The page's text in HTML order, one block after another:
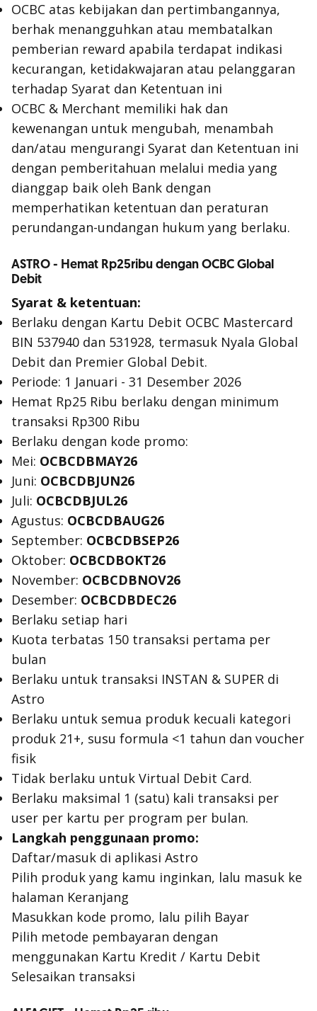
OCBC atas kebijakan dan pertimbangannya,
berhak menangguhkan atau membatalkan
pemberian reward apabila terdapat indikasi
kecurangan, ketidakwajaran atau pelanggaran
terhadap Syarat dan Ketentuan ini
OCBC & Merchant memiliki hak dan
kewenangan untuk mengubah, menambah
dan/atau mengurangi Syarat dan Ketentuan ini
dengan pemberitahuan melalui media yang
dianggap baik oleh Bank dengan
memperhatikan ketentuan dan peraturan
perundangan-undangan hukum yang berlaku.
ASTRO - Hemat Rp25ribu dengan OCBC Global
Debit
Syarat & ketentuan:
Berlaku dengan Kartu Debit OCBC Mastercard
BIN 537940 dan 531928, termasuk Nyala Global
Debit dan Premier Global Debit.
Periode: 1 Januari - 31 Desember 2026
Hemat Rp25 Ribu berlaku dengan minimum
transaksi Rp300 Ribu
Berlaku dengan kode promo:
Mei: OCBCDBMAY26
Juni: OCBCDBJUN26
Juli: OCBCDBJUL26
Agustus: OCBCDBAUG26
September: OCBCDBSEP26
Oktober: OCBCDBOKT26
November: OCBCDBNOV26
Desember: OCBCDBDEC26
Berlaku setiap hari
Kuota terbatas 150 transaksi pertama per
bulan
Berlaku untuk transaksi INSTAN & SUPER di
Astro
Berlaku untuk semua produk kecuali kategori
produk 21+, susu formula <1 tahun dan voucher
fisik
Tidak berlaku untuk Virtual Debit Card.
Berlaku maksimal 1 (satu) kali transaksi per
user per kartu per program per bulan.
Langkah penggunaan promo:
Daftar/masuk di aplikasi Astro
Pilih produk yang kamu inginkan, lalu masuk ke
halaman Keranjang
Masukkan kode promo, lalu pilih Bayar
Pilih metode pembayaran dengan
menggunakan Kartu Kredit / Kartu Debit
Selesaikan transaksi